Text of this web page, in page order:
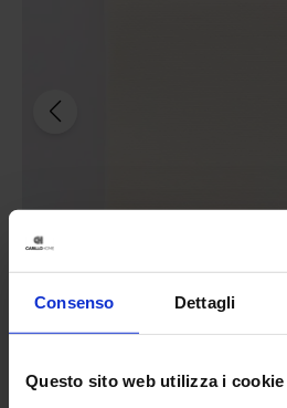
Consenso Dettagli
Questo sito web utilizza i cookie
Guanciale Memory